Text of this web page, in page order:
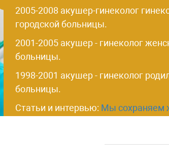
2005-2008 акушер-гинеколог
городской больницы.
2001-2005 акушер - гинеколог
больницы.
1998-2001 акушер - гинеколог
больницы.
Статьи и интервью: Мы сохраняем